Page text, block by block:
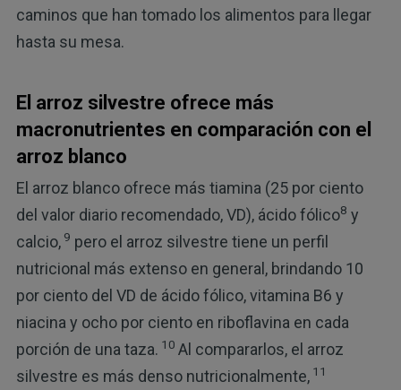
caminos que han tomado los alimentos para llegar
hasta su mesa.
El arroz silvestre ofrece más
macronutrientes en comparación con el
arroz blanco
El arroz blanco ofrece más tiamina (25 por ciento
del valor diario recomendado, VD), ácido fólico8 y
calcio, 9 pero el arroz silvestre tiene un perfil
nutricional más extenso en general, brindando 10
por ciento del VD de ácido fólico, vitamina B6 y
niacina y ocho por ciento en riboflavina en cada
porción de una taza. 10 Al compararlos, el arroz
silvestre es más denso nutricionalmente, 11